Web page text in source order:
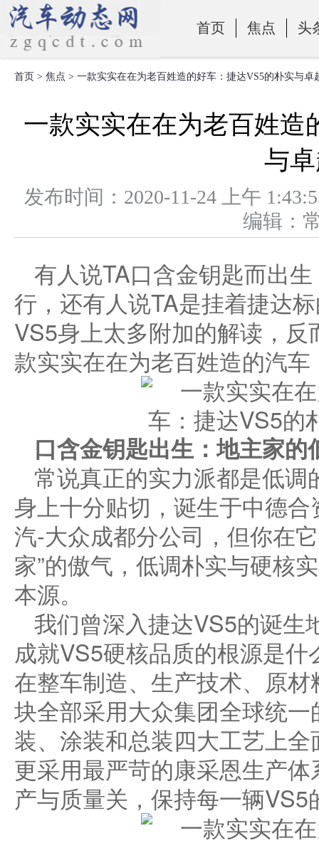
首页 焦点 头
零部件
首页 > 焦点 > 一款实实在在为老百姓造的好车：捷达VS5的朴实与卓
一款实实在在为老百姓造
与
发布时间：2020-11-24 上午
编辑
有人说TA口含金钥匙而出
行，还有人说TA是挂着捷达
VS5身上太多附加的解读，
款实实在在为老百姓造的汽车
口含金钥匙出生：地主家的
常说真正的实力派都是低
身上十分贴切，诞生于中德
汽-大众成都分公司，但你在
家”的傲气，低调朴实与硬核
本源。
我们曾深入捷达VS5的诞生
成就VS5硬核品质的根源是
在整车制造、生产技术、原
块全部采用大众集团全球统
装、涂装和总装四大工艺上
更采用最严苛的康采恩生产
产与质量关，保持每一辆VS5